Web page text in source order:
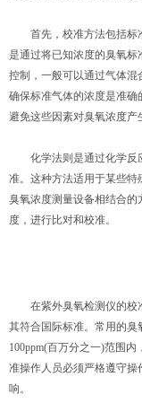
首先，校准方法包括标
是通过将已知浓度的臭氧
控制，一般可以通过气体
确保标准气体的浓度是准
避免这些因素对臭氧浓度产
化学法则是通过化学反
准。这种方法适用于某些
臭氧浓度测量设备相结合
度，进行比对和校准。
在紫外臭氧检测仪的校
其符合国际标准。常用的臭
100ppm(百万分之一)范围
准操作人员必须严格遵守
响。